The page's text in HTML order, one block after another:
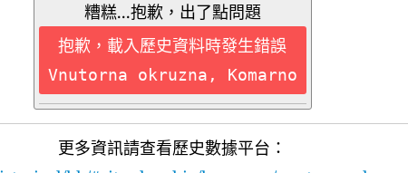
糟糕...抱歉，出了點問題
抱歉，載入歷史資料時發生錯誤
Vnutorna okruzna, Komarno
更多資訊請查看歷史數據平台：